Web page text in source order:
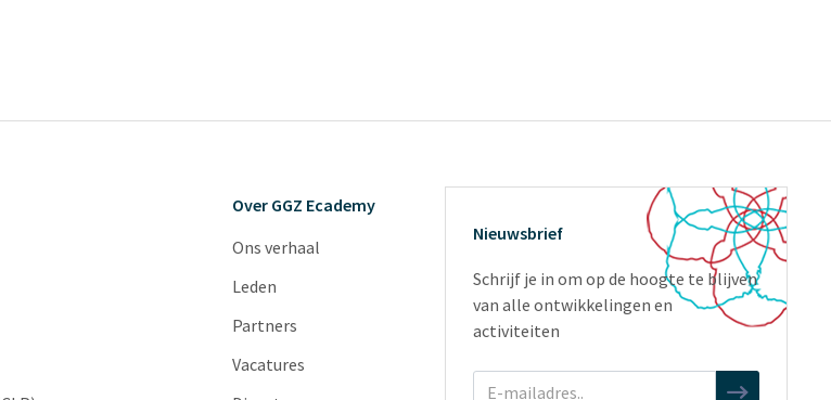
Over GGZ Ecademy
Ons verhaal
Leden
Partners
Vacatures
Nieuwsbrief
Schrijf je in om op de hoogte te blijven
van alle ontwikkelingen en
activiteiten